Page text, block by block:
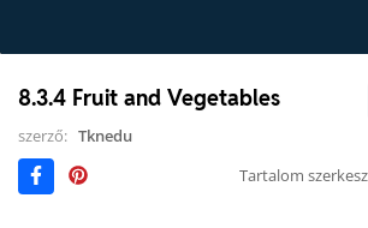
8.3.4 Fruit and Vegetables
szerző: Tknedu
Tartalom